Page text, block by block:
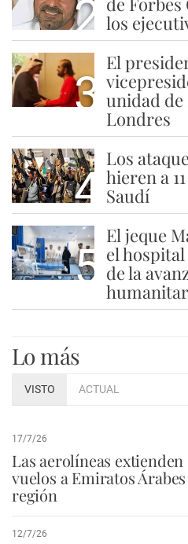
2 los
3
El
unidad
Londres
4
Los
hieren a
Saudí
5
El jeque
el
de la
Lo más
VISTO ACTUAL
17/7/26
Las aerolíneas
vuelos a Emiratos
región
12/7/26